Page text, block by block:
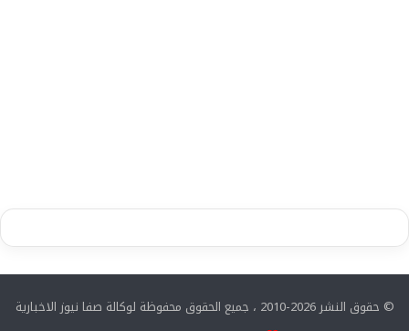
© حقوق النشر 2026-2010 ، جميع الحقوق محفوظة لوكالة صفا نيوز الاخبارية